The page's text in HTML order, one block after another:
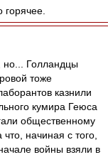
Голландцы
тоже
казнили
кумира Геюса
общественному
начиная с того,
войны взяли в